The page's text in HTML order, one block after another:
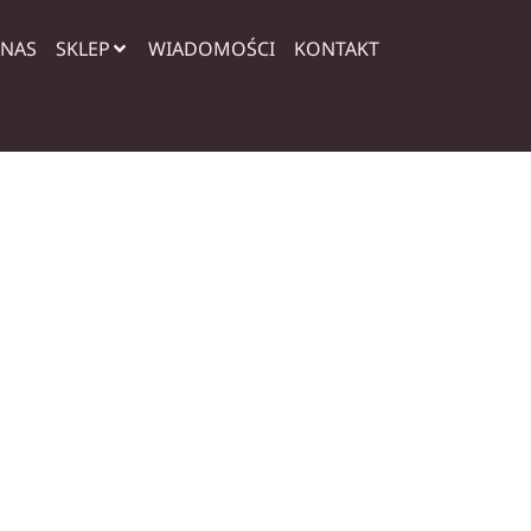
SKLEP WIADOMOŚCI KONTAKT